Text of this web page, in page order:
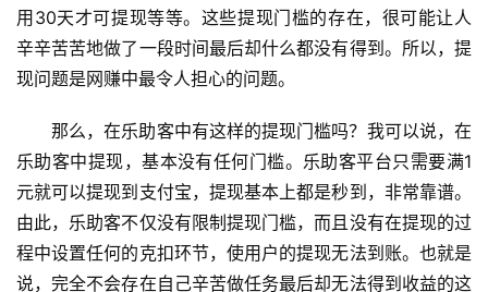
手
赚
P
用30天才可提现等等。这些提现门槛的存在，很可能让人
辛辛苦苦地做了一段时间最后却什么都没有得到。所以，提
现问题是网赚中最令人担心的问题。
那么，在乐助客中有这样的提现门槛吗？我可以说，在
乐助客中提现，基本没有任何门槛。乐助客平台只需要满1
元就可以提现到支付宝，提现基本上都是秒到，非常靠谱。
由此，乐助客不仅没有限制提现门槛，而且没有在提现的过
程中设置任何的克扣环节，使用户的提现无法到账。也就是
说，完全不会存在自己辛苦做任务最后却无法得到收益的这